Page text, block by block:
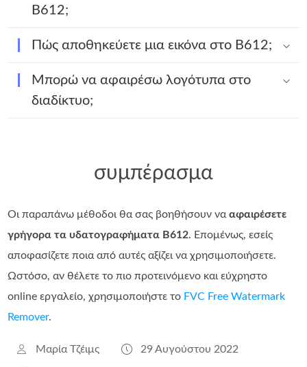
B612;
Πώς αποθηκεύετε μια εικόνα στο B612;
Μπορώ να αφαιρέσω λογότυπα στο
διαδίκτυο;
συμπέρασμα
Οι παραπάνω μέθοδοι θα σας βοηθήσουν νααφαιρέσετε
γρήγορα τα υδατογραφήματα B612. Επομένως, εσείς
αποφασίζετε ποια από αυτές αξίζει να χρησιμοποιήσετε.
Ωστόσο, αν θέλετε το πιο προτεινόμενο και εύχρηστο
online εργαλείο, χρησιμοποιήστε το FVC Free Watermark
Remover.
Μαρία Τζέιμς 29 Αυγούστου 2022